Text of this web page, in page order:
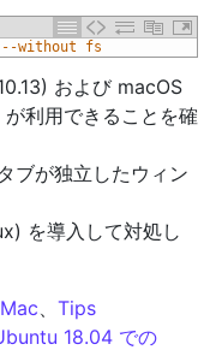
without fs
および macOS
利用できることを確
ブが独立したウィン
を導入して対処し
Mac、 Tips
ン18.04 での